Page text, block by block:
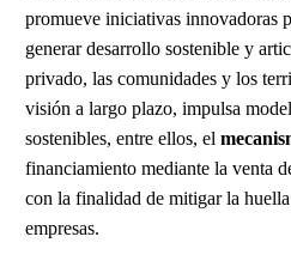
promueve iniciativas innovadoras
generar desarrollo sostenible y
privado, las comunidades y los
visión a largo plazo, impulsa
sostenibles, entre ellos, el
financiamiento mediante la venta
con la finalidad de mitigar la
empresas.